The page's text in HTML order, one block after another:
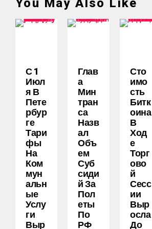
You May Also Like
С 1
Июл
Я В
Пете
Рбур
Ге
Тари
Фы
На
Ком
Мун
Альн
Ые
Услу
Ги
Выр
Глав
А
Мин
Тран
Са
Назв
Ал
Объ
Ем
Суб
Сиди
Й За
Пол
Еты
По
РФ
Сто
Имо
Сть
Битк
Оина
В
Ход
Е
Торг
Ово
Й
Сесс
Ии
Выр
Осла
До